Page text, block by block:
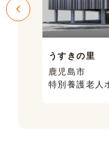
うすきの里
鹿児島市
特別養護老人